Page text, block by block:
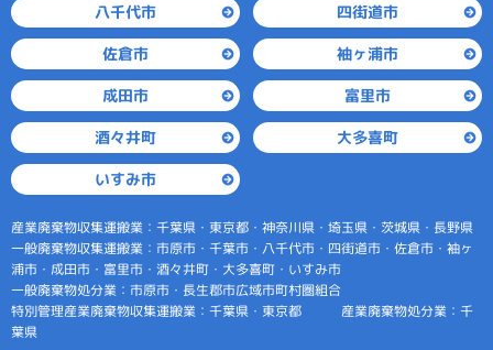
八千代市 四街道市
佐倉市 袖ヶ浦市
成田市 富里市
酒々井町
大多喜町
いすみ市
産業廃棄物収集運搬業：千葉県・東京都・神奈川県・埼玉県・茨城県・長野県
一般廃棄物収集運搬業：市原市・千葉市・八千代市・四街道市・佐倉市・袖ヶ
浦市・成田市・富里市・酒々井町・大多喜町・いすみ市
一般廃棄物処分業：市原市・長生郡市広域市町村圏組合
特別管理産業廃棄物収集運搬業：千葉県・東京都 産業廃棄物処分業：千
葉県